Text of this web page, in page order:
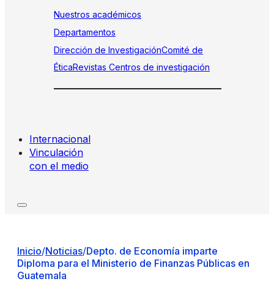
Nuestros académicos
Departamentos
Dirección de InvestigaciónComité de
ÉticaRevistas Centros de investigación
Internacional
Vinculación
con el medio
Inicio/Noticias/Depto. de Economía imparte
Diploma para el Ministerio de Finanzas Públicas en
Guatemala